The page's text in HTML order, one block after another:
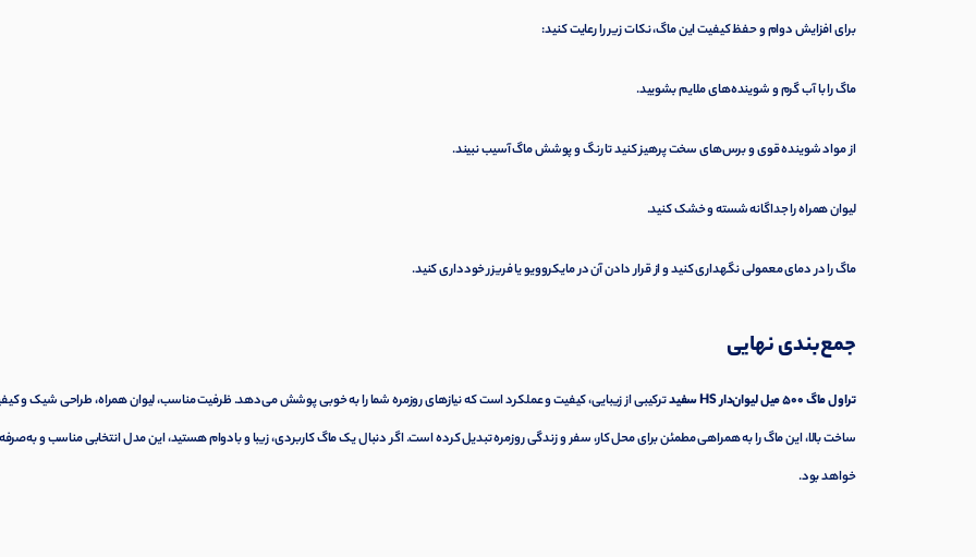
برای افزایش دوام و حفظ کیفیت این ماگ، نکات زیر را رعایت کنید:
ماگ را با آب گرم و شوینده‌های ملایم بشویید.
از مواد شوینده قوی و برس‌های سخت پرهیز کنید تا رنگ و پوشش ماگ آسیب نبیند.
لیوان همراه را جداگانه شسته و خشک کنید.
ماگ را در دمای معمولی نگهداری کنید و از قرار دادن آن در مایکروویو یا فریزر خودداری کنید.
جمع‌بندی نهایی
تراول ماگ 500 میل لیوان‌دار HS سفید
ترکیبی از زیبایی، کیفیت و عملکرد است که نیازهای روزمره شما را به خوبی پوشش می‌دهد. ظرفیت مناسب، لیوان همراه، طراحی شیک و
ساخت بالا، این ماگ را به همراهی مطمئن برای محل کار، سفر و زندگی روزمره تبدیل کرده است. اگر دنبال یک ماگ کاربردی، زیبا و بادوام هستید، این مدل انتخابی مناسب و
خواهد بود.